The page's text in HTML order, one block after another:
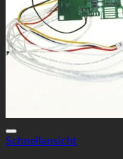
Schnellansicht